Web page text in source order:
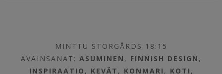
MINTTU STORGÅRDS 18:15
AVAINSANAT:ASUMINEN , FINNISH DESIGN ,
INSPIRAATIO , KEVÄT , KONMARI , KOTI ,